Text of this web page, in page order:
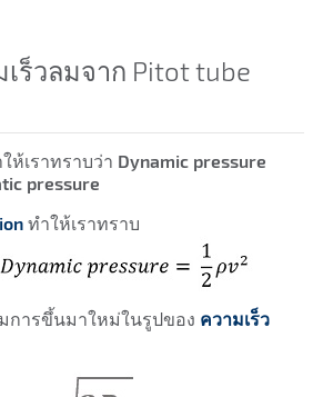
ร็วลมจาก Pitot tube
ห้เราทราบว่า Dynamic pressure
pressure
ทำให้เราทราบ
การขึ้นมาใหม่ในรูปของ ความเร็ว